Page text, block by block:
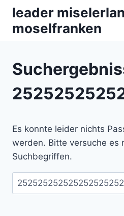
Zum
Inhalt
springen
leader
moselfranken
Es konnte leider nichts
werden. Bitte versuche es
Suchbegriffen.
Suchen
nach: